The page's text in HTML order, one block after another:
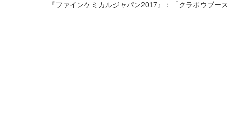
『ファインケミカルジャパン2017』：「クラボウブ